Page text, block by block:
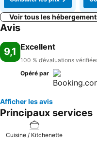
Voir tous les
Avis
9,1 Excellent
100 % d’évaluations
Opéré par
Afficher les avis
Principaux services
Cuisine / Kitchenette